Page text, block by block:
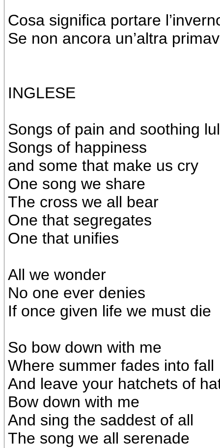
Cosa significa portare
Se non ancora un’altra
INGLESE
Songs of pain and soothing
Songs of happiness
and some that make us cry
One song we share
The cross we all bear
One that segregates
One that unifies
All we wonder
No one ever denies
If once given life we must die
So bow down with me
Where summer fades into fall
And leave your hatchets of
Bow down with me
And sing the saddest of all
The song we all serenade